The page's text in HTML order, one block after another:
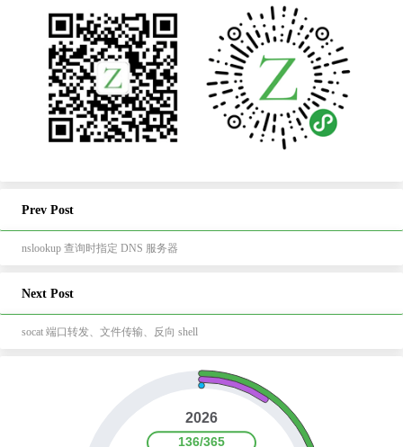
Prev Post
nslookup 查询时指定 DNS 服务器
Next Post
socat 端口转发、文件传输、反向 shell